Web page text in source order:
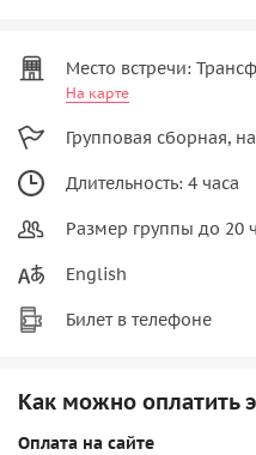
Место встречи:
На карте
Групповая сборная,
Длительность: 4 часа
Размер группы до 20
English
Билет в телефоне
Как можно оплатить
Оплата на сайте